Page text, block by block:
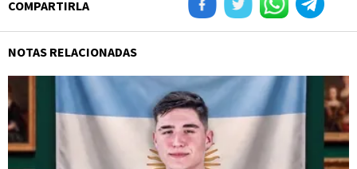
COMPARTIRLA
NOTAS RELACIONADAS